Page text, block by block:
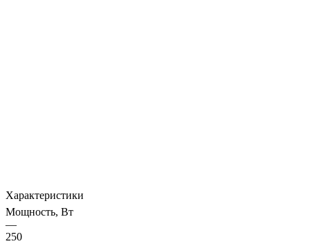
Характеристики
Мощность, Вт
—
250